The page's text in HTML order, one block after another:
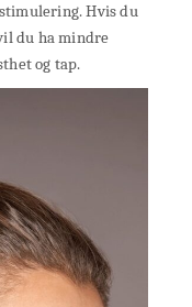
Hvis du
du ha mindre
og tap.